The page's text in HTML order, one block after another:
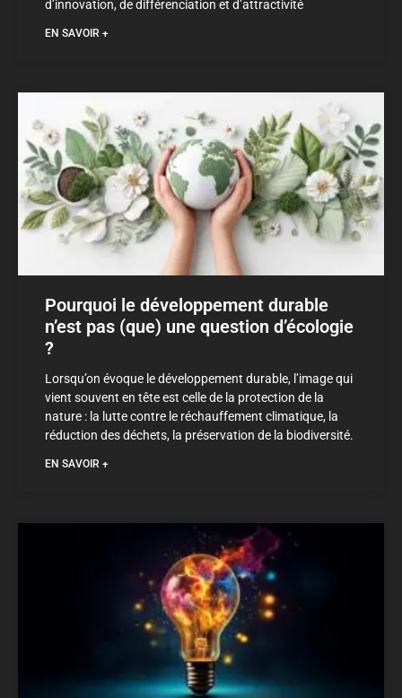
d’innovation, de différenciation et d’attractivité
EN SAVOIR +
Pourquoi le développement durable
n’est pas (que) une question d’écologie
?
Lorsqu’on évoque le développement durable, l’image qui
vient souvent en tête est celle de la protection de la
nature : la lutte contre le réchauffement climatique, la
réduction des déchets, la préservation de la biodiversité.
EN SAVOIR +